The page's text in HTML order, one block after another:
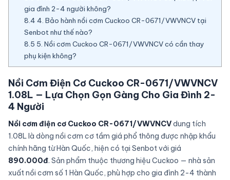
gia đình 2-4 người không?
8.4 4. Bảo hành nồi cơm Cuckoo CR-0671/VWVNCV tại
Senbot như thế nào?
8.5 5. Nồi cơm Cuckoo CR-0671/VWVNCV có cần thay
phụ kiện không?
Nồi Cơm Điện Cơ Cuckoo CR-0671/VWVNCV
1.08L — Lựa Chọn Gọn Gàng Cho Gia Đình 2-
4 Người
Nồi cơm điện cơ Cuckoo CR-0671/VWVNCVdung tích
1.08L là dòng nồi cơm cơ tầm giá phổ thông được nhập khẩu
chính hãng từ Hàn Quốc, hiện có tại Senbot với giá
890.000đ. Sản phẩm thuộc thương hiệu Cuckoo — nhà sản
xuất nồi cơm số 1 Hàn Quốc, phù hợp cho gia đình 2-4 thành